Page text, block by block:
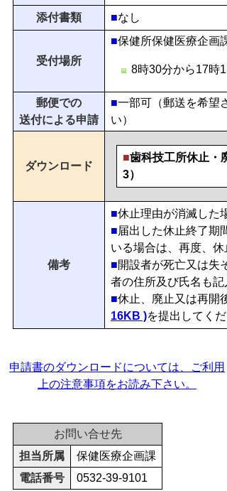
添付書類 ■なし
受付場所
■保健所保健医療企画
8時30分から17時
郵便での
送付による申請
■一部可（郵送を希望
い）
ダウンロード
■歯科技工所休止・
3）
備考
■休止理由が消滅した
■届出した休止終了期
いる場合は、再度、
■開設者が死亡又は失
者の住所及び氏名も記
■休止、廃止又は再開
16KB )を提出してくだ
申請書のダウンロードについては、ご利用
上の注意事項をお読み下さい。
お問い合せ先
担当所属
保健医療企画課
電話番号
0532-39-9101